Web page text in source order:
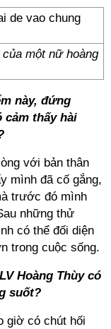
một nữ hoàng
này, đứng
thấy hài
với bản thân
mình đã cố gắng,
trước đó mình
những thử
có thể đối diện
trong cuộc sống.
Hoàng Thùy có
suốt?
giờ có chút hối